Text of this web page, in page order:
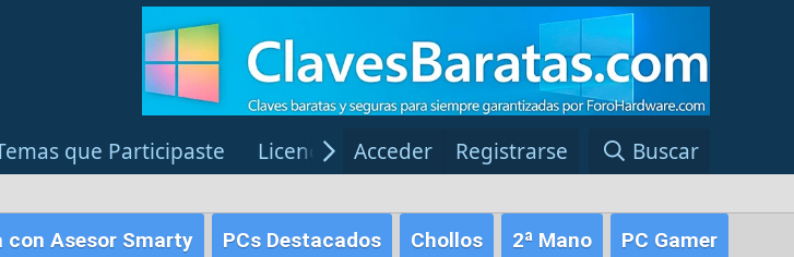
que Participaste Licencias Windows Red Fansite.es
Acceder Registrarse Buscar
con Asesor Smarty PCs Destacados Chollos 2ª Mano PC Gamer